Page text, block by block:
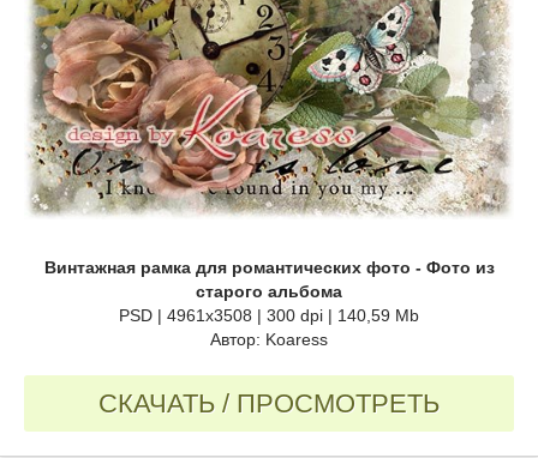
Винтажная рамка для романтических фото - Фото из
старого альбома
PSD | 4961x3508 | 300 dpi | 140,59 Mb
Автор: Koaress
СКАЧАТЬ / ПРОСМОТРЕТЬ